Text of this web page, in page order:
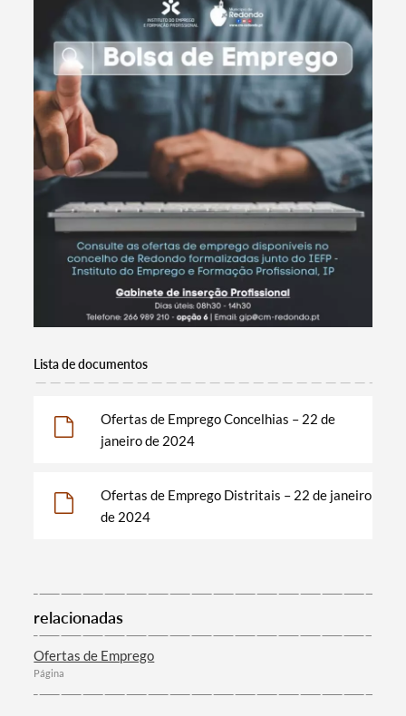
Termo de Pesquisa
Categorias gerais
Filtros
Lista de documentos
Ofertas de Emprego Concelhias – 22 de
janeiro de 2024
Ofertas de Emprego Distritais – 22 de janeiro
de 2024
relacionadas
Ofertas de Emprego
Página